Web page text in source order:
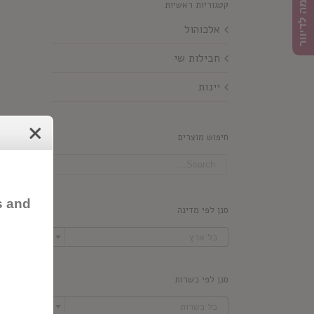
קטגוריות ראשיות
אלכוהול
חבילות שי
יינות
חיפוש מוצרים
סנן לפי מדינה
סנן לפי כשרות
and